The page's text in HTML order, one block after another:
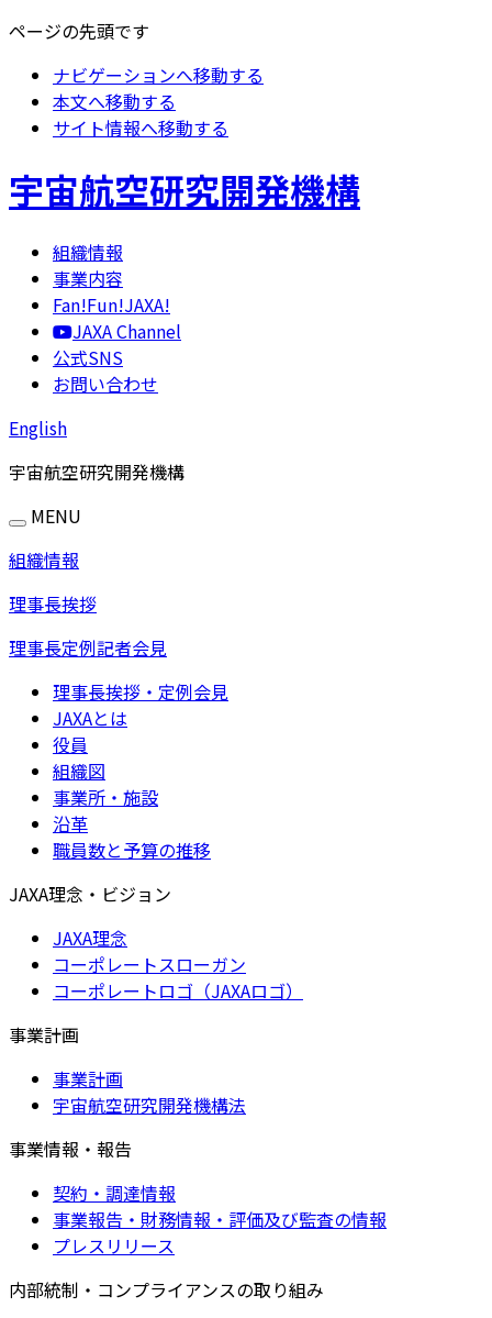
ページの先頭です
ナビゲーションへ移動する
本文へ移動する
サイト情報へ移動する
宇宙航空研究開発機構
組織情報
事業内容
Fan!Fun!JAXA!
JAXA Channel
公式SNS
お問い合わせ
English
宇宙航空研究開発機構
MENU
組織情報
理事長挨拶
理事長定例記者会見
理事長挨拶・定例会見
JAXAとは
役員
組織図
事業所・施設
沿革
職員数と予算の推移
JAXA理念・ビジョン
JAXA理念
コーポレートスローガン
コーポレートロゴ（JAXAロゴ）
事業計画
事業計画
宇宙航空研究開発機構法
事業情報・報告
契約・調達情報
事業報告・財務情報・評価及び監査の情報
プレスリリース
内部統制・コンプライアンスの取り組み